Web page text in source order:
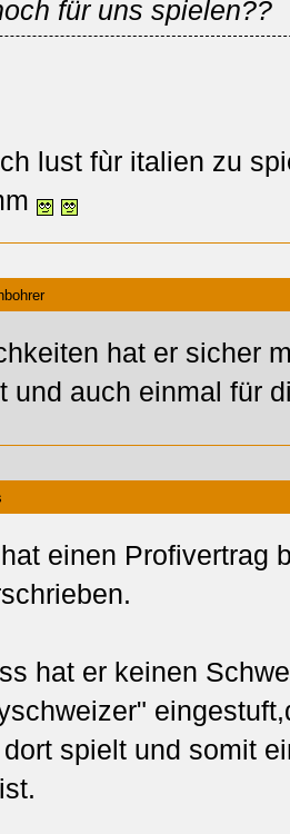
für uns spielen??
lust fùr italien zu
hat er sicher
und auch einmal für
hat einen Profivertrag
hat er keinen
spielt und somit